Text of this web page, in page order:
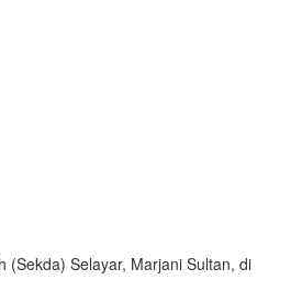
(Sekda) Selayar, Marjani Sultan, di